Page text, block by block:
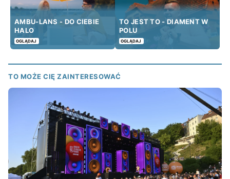
AMBU-LANS - DO CIEBIE
HALO
OGLĄDAJ
TO JEST TO - DIAMENT W
POLU
OGLĄDAJ
TO MOŻE CIĘ ZAINTERESOWAĆ